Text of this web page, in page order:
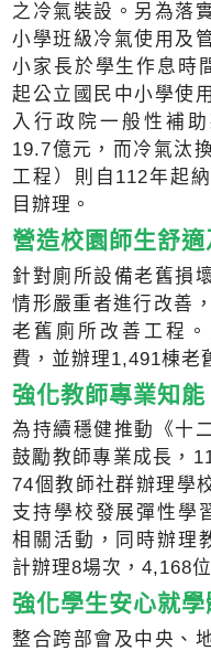
之冷氣裝設。另為落
小學班級冷氣使用及
小家長於學生作息時
起公立國民中小學使
入行政院一般性補
19.7億元，而冷氣汰
工程）則自112年起
目辦理。
營造校園師生舒
針對廁所設備老舊損
情形嚴重者進行改善
老舊廁所改善工程
費，並辦理1,491棟老
強化教師專業知能
為持續穩健推動《十
鼓勵教師專業成長，
74個教師社群辦理學
支持學校發展彈性學
相關活動，同時辦理
計辦理8場次，4,168
強化學生安心就學
整合跨部會及中央、